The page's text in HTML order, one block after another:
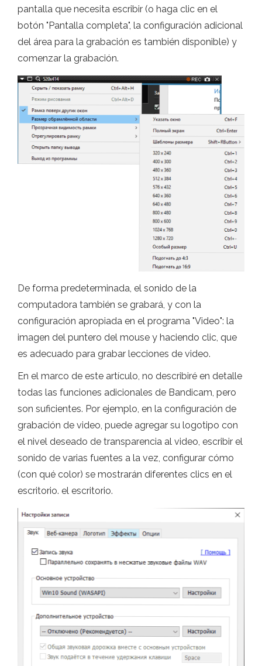
pantalla que necesita escribir (o haga clic en el
botón "Pantalla completa", la configuración adicional
del área para la grabación es también disponible) y
comenzar la grabación.
De forma predeterminada, el sonido de la
computadora también se grabará, y con la
configuración apropiada en el programa "Video": la
imagen del puntero del mouse y haciendo clic, que
es adecuado para grabar lecciones de video.
En el marco de este artículo, no describiré en detalle
todas las funciones adicionales de Bandicam, pero
son suficientes. Por ejemplo, en la configuración de
grabación de video, puede agregar su logotipo con
el nivel deseado de transparencia al video, escribir el
sonido de varias fuentes a la vez, configurar cómo
(con qué color) se mostrarán diferentes clics en el
escritorio. el escritorio.